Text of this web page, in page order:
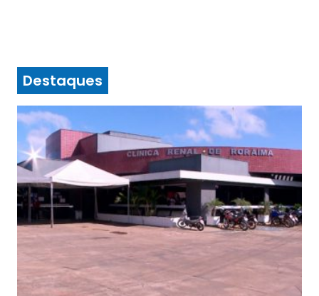
Destaques